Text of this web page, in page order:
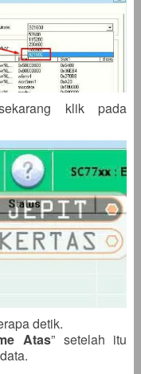
klik pada
detik.
Atas” setelah itu